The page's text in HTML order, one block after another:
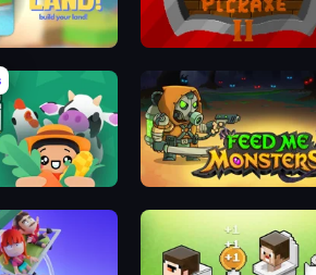
Merge Pickaxe 2
Food Feed Me Monsters!